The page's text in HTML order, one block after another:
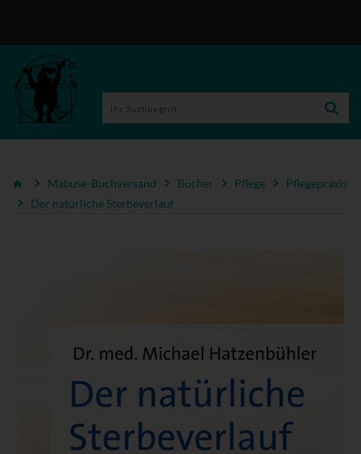
Mabuse-Buchversand Bücher Pflege
Pflegepraxis
Der natürliche Sterbeverlauf